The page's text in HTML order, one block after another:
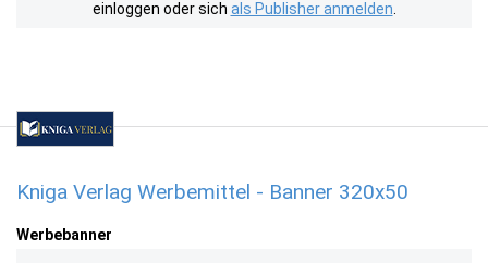
einloggen oder sich als Publisher anmelden
Kniga Verlag Werbemittel - Banner 320x50
Werbebanner